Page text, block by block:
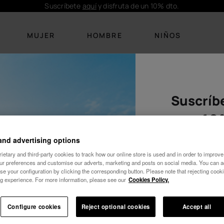
Suscríbete aquíy disfruta de un 10% dto.
MUJER
Novedades
Sandalias
Palas
Cozy
Wedding
Bikinis
Vestidos
Calcetines
Ver todo
Mochilas
Toallas y
colchonetas
Llaveros
HOMBRE
Novedades
Palas
Ver todo
Camisetas
Calcetines
Ver todo
Toallas y
Llaveros
Ver todo
NIÑOS
Mujer
advertising options
and third-party cookies to track how our online store is used and in order to
preferences and customise our adverts, marketing and posts on social media. You can
your configuration by clicking the corresponding button. Please note that rejecting
experience. For more information, please see our Cookies Policy.
Reject optional cookies Accept all
Configure cookies